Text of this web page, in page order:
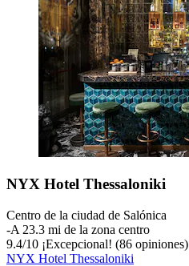
NYX Hotel Thessaloniki
Centro de la ciudad de Salónica
‐A 23.3 mi de la zona centro
9.4/10 ¡Excepcional! (86 opiniones)
NYX Hotel Thessaloniki